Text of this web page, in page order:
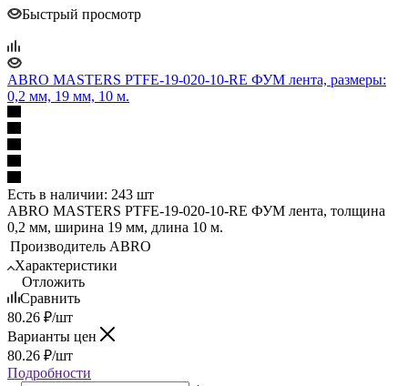
Быстрый просмотр
ABRO MASTERS PTFE-19-020-10-RE ФУМ лента, размеры:
0,2 мм, 19 мм, 10 м.
Есть в наличии: 243 шт
ABRO MASTERS PTFE-19-020-10-RE ФУМ лента, толщина
0,2 мм, ширина 19 мм, длина 10 м.
Производитель ABRO
Характеристики
Отложить
Сравнить
80.26 ₽/шт
Варианты цен
80.26 ₽/шт
Подробности